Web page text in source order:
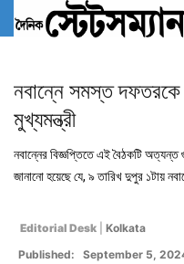
নবান্নে সমস্ত দফতরকে
মুখ্যমন্ত্রী
নবান্নের বিজ্ঞপ্তিতে এই বৈঠকটি
জানানো হয়েছে যে, ৯ তারিখ দুপুর ১টায়
Editorial Desk
Kolkata
Published: September 5,